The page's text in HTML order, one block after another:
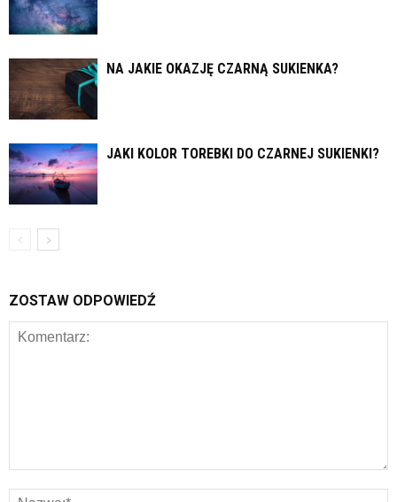
NA JAKIE OKAZJĘ CZARNĄ SUKIENKA?
JAKI KOLOR TOREBKI DO CZARNEJ SUKIENKI?
ZOSTAW ODPOWIEDŹ